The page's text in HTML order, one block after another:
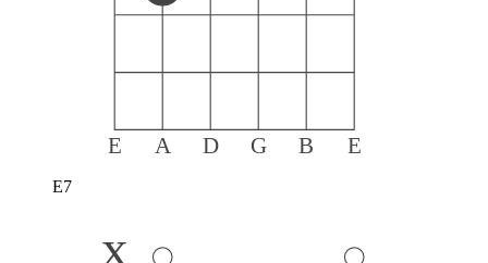
E A D G B E
E7
x